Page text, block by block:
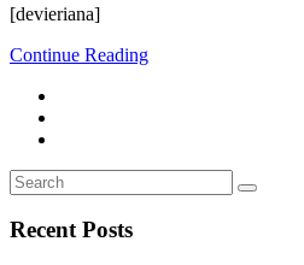
[devieriana]
Continue Reading
Search
for:
Search
Recent Posts